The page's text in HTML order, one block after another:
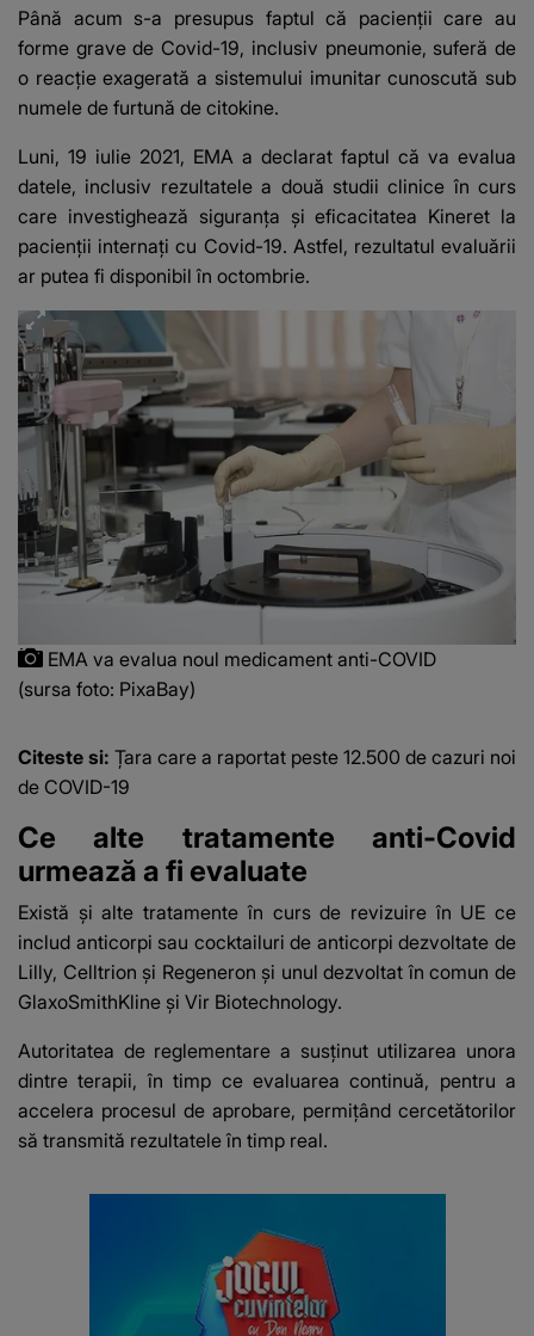
Până acum s-a presupus faptul că pacienţii care au
forme grave de Covid-19, inclusiv pneumonie, suferă de
o reacţie exagerată a sistemului imunitar cunoscută sub
numele de furtună de citokine.
Luni, 19 iulie 2021, EMA a declarat faptul că va evalua
datele, inclusiv rezultatele a două studii clinice în curs
care investighează siguranţa şi eficacitatea Kineret la
pacienţii internaţi cu Covid-19. Astfel, rezultatul evaluării
ar putea fi disponibil în octombrie.
EMA va evalua noul medicament anti-COVID
(sursa foto: PixaBay)
Citeste si: Țara care a raportat peste 12.500 de cazuri noi
de COVID-19
Ce alte tratamente anti-Covid
urmează a fi evaluate
Există și alte tratamente în curs de revizuire în UE ce
includ anticorpi sau cocktailuri de anticorpi dezvoltate de
Lilly, Celltrion şi Regeneron şi unul dezvoltat în comun de
GlaxoSmithKline şi Vir Biotechnology.
Autoritatea de reglementare a susţinut utilizarea unora
dintre terapii, în timp ce evaluarea continuă, pentru a
accelera procesul de aprobare, permiţând cercetătorilor
să transmită rezultatele în timp real.